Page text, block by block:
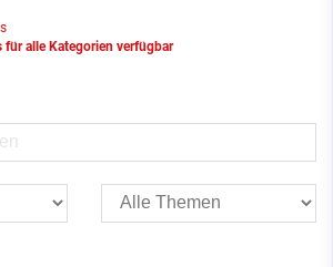
für alle Kategorien verfügbar